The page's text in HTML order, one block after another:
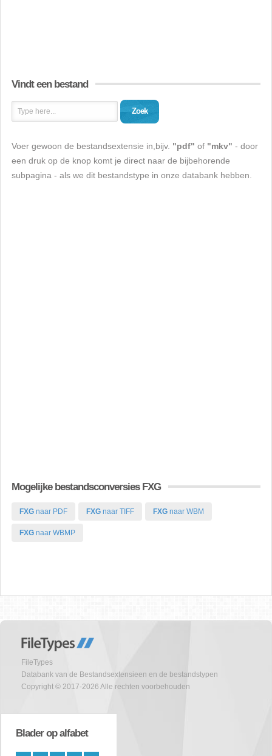
Vindt een bestand
Zoek
Voer gewoon de bestandsextensie in,bijv. "pdf" of "mkv" - door
een druk op de knop komt je direct naar de bijbehorende
subpagina - als we dit bestandstype in onze databank hebben.
Mogelijke bestandsconversies FXG
FXG naar PDF FXG naar TIFF FXG naar WBM
FXG naar WBMP
FileTypes
Databank van de Bestandsextensieen en de bestandstypen
Copyright © 2017-2026 Alle rechten voorbehouden
Blader op alfabet